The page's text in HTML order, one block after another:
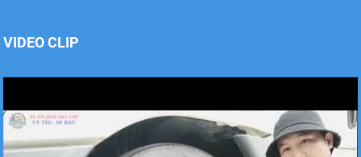
Xe tải Foton 990kg
VIDEO CLIP